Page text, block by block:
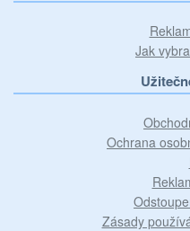
Jak
Ochrana
Zásady